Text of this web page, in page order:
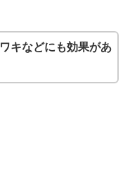
ワキなどにも効果があ